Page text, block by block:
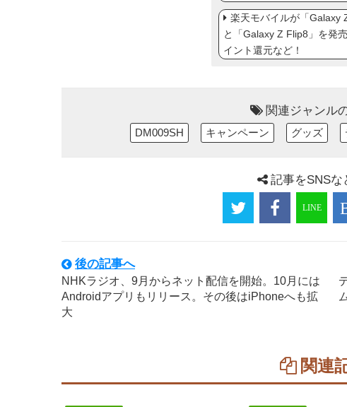
楽天モバイルが「Galaxy
と「Galaxy Z Flip8」を発
イント還元など！
関連ジャンル
DM009SH キャンペーン グッズ
記事をSNSな
後の記事へ
NHKラジオ、9月からネット配信を開始。10月には
Androidアプリもリリース。その後はiPhoneへも拡
大
関連